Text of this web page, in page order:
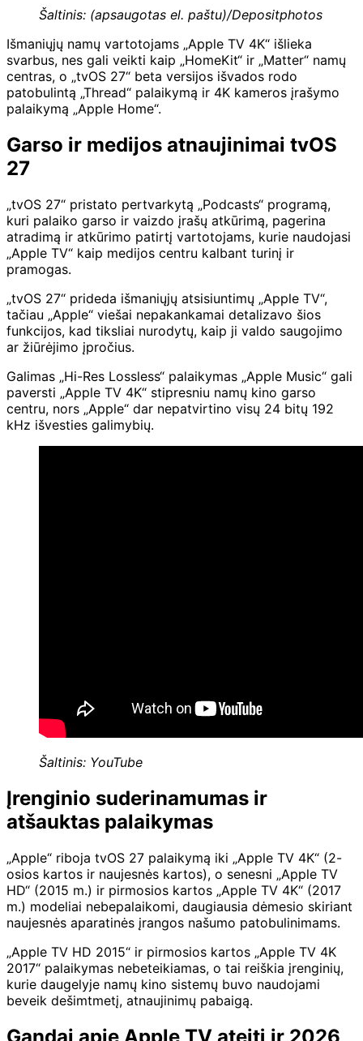
Šaltinis: (apsaugotas el. paštu)/Depositphotos
Išmaniųjų namų vartotojams „Apple TV 4K“ išlieka
svarbus, nes gali veikti kaip „HomeKit“ ir „Matter“ namų
centras, o „tvOS 27“ beta versijos išvados rodo
patobulintą „Thread“ palaikymą ir 4K kameros įrašymo
palaikymą „Apple Home“.
Garso ir medijos atnaujinimai tvOS
27
„tvOS 27“ pristato pertvarkytą „Podcasts“ programą,
kuri palaiko garso ir vaizdo įrašų atkūrimą, pagerina
atradimą ir atkūrimo patirtį vartotojams, kurie naudojasi
„Apple TV“ kaip medijos centru kalbant turinį ir
pramogas.
„tvOS 27“ prideda išmaniųjų atsisiuntimų „Apple TV“,
tačiau „Apple“ viešai nepakankamai detalizavo šios
funkcijos, kad tiksliai nurodytų, kaip ji valdo saugojimo
ar žiūrėjimo įpročius.
Galimas „Hi-Res Lossless“ palaikymas „Apple Music“ gali
paversti „Apple TV 4K“ stipresniu namų kino garso
centru, nors „Apple“ dar nepatvirtino visų 24 bitų 192
kHz išvesties galimybių.
Šaltinis: YouTube
Įrenginio suderinamumas ir
atšauktas palaikymas
„Apple“ riboja tvOS 27 palaikymą iki „Apple TV 4K“ (2-
osios kartos ir naujesnės kartos), o senesni „Apple TV
HD“ (2015 m.) ir pirmosios kartos „Apple TV 4K“ (2017
m.) modeliai nebepalaikomi, daugiausia dėmesio skiriant
naujesnės aparatinės įrangos našumo patobulinimams.
„Apple TV HD 2015“ ir pirmosios kartos „Apple TV 4K
2017“ palaikymas nebeteikiamas, o tai reiškia įrenginių,
kurie daugelyje namų kino sistemų buvo naudojami
beveik dešimtmetį, atnaujinimų pabaigą.
Gandai apie Apple TV ateitį ir 2026